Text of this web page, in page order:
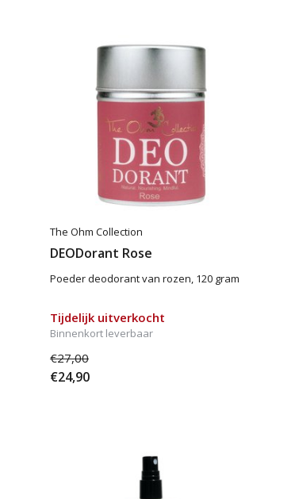
The Ohm Collection
DEODorant Rose
Poeder deodorant van rozen, 120 gram
Tijdelijk uitverkocht
Binnenkort leverbaar
€27,00
€24,90